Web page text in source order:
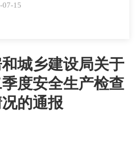
07-15
城乡建设局关于
度安全生产检查
的通报